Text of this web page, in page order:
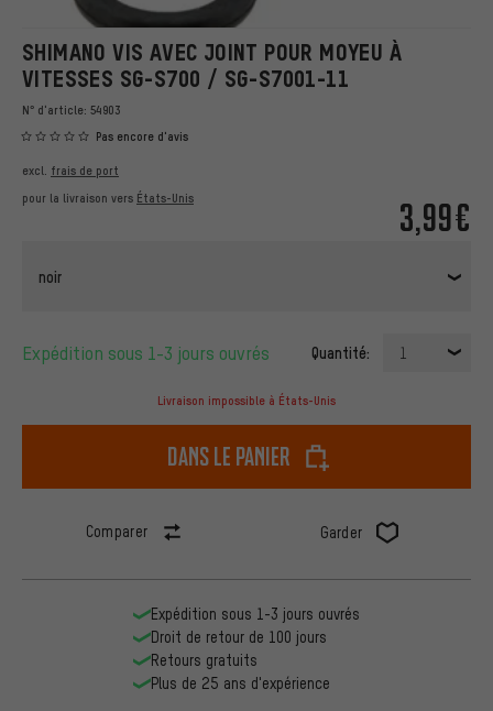
SHIMANO VIS AVEC JOINT POUR MOYEU À
VITESSES SG-S700 / SG-S7001-11
N° d'article: 54903
Pas encore d'avis
3,99€
excl. frais de port
pour la livraison vers États-Unis
noir
Expédition sous 1-3 jours ouvrés Quantité: 1
Livraison impossible à États-Unis
dans le panier
Comparer Garder
Expédition sous 1-3 jours ouvrés
Droit de retour de 100 jours
Retours gratuits
Plus de 25 ans d'expérience